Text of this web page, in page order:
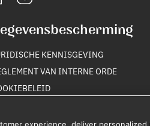
KENNISGEVING
VAN INTERNE ORDE